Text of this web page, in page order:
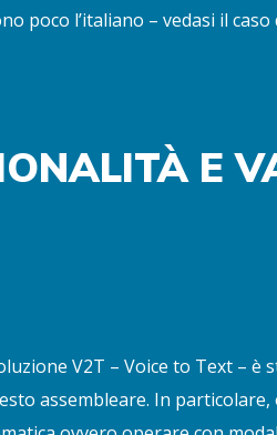
poco l’italiano – vedasi il
E
V2T – Voice to Text –
assembleare. In